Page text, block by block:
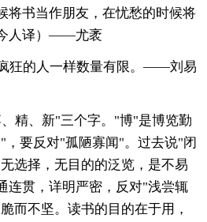
将书当作朋友，在忧愁的时候将
人译）——尤袤
狂的人一样数量有限。——刘易
精、新"三个字。"博"是博览勤
，要反对"孤陋寡闻"。过去说"闭
选择，无目的的泛览，是不易
连贯，详明严密，反对"浅尝辄
而不坚。读书的目的在于用，